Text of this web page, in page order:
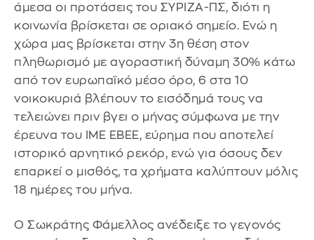
άμεσα οι προτάσεις του ΣΥΡΙΖΑ-ΠΣ, διότι η
κοινωνία βρίσκεται σε οριακό σημείο. Ενώ η
χώρα μας βρίσκεται στην 3η θέση στον
πληθωρισμό με αγοραστική δύναμη 30% κάτω
από τον ευρωπαϊκό μέσο όρο, 6 στα 10
νοικοκυριά βλέπουν το εισόδημά τους να
τελειώνει πριν βγει ο μήνας σύμφωνα με την
έρευνα του ΙΜΕ ΕΒΕΕ, εύρημα που αποτελεί
ιστορικό αρνητικό ρεκόρ, ενώ για όσους δεν
επαρκεί ο μισθός, τα χρήματα καλύπτουν μόλις
18 ημέρες του μήνα.
Ο Σωκράτης Φάμελλος ανέδειξε το γεγονός